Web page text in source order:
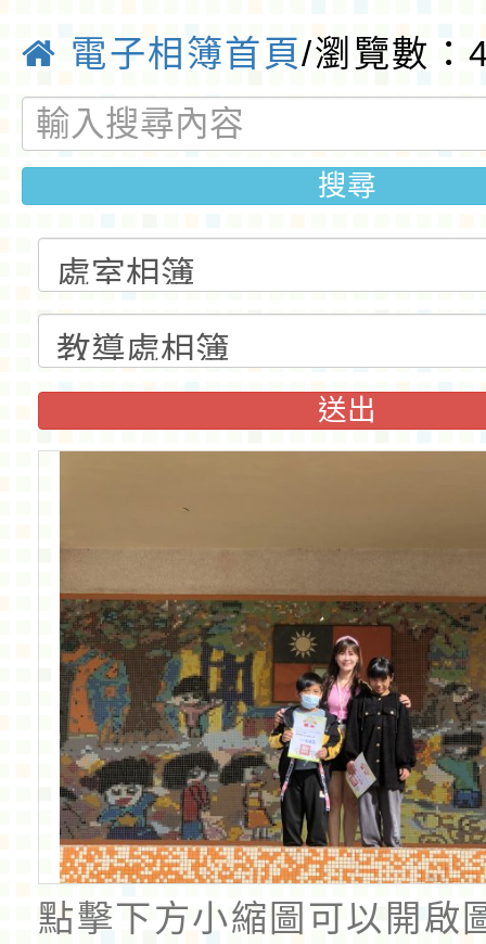
電子相簿首頁/瀏覽數：
搜尋
送出
點擊下方小縮圖可以開啟